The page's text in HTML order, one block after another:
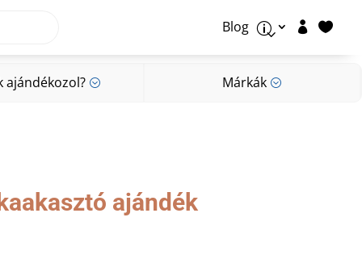
Blog p  
ajándékozol? ; Márkák ;
Márkák;
ajándék